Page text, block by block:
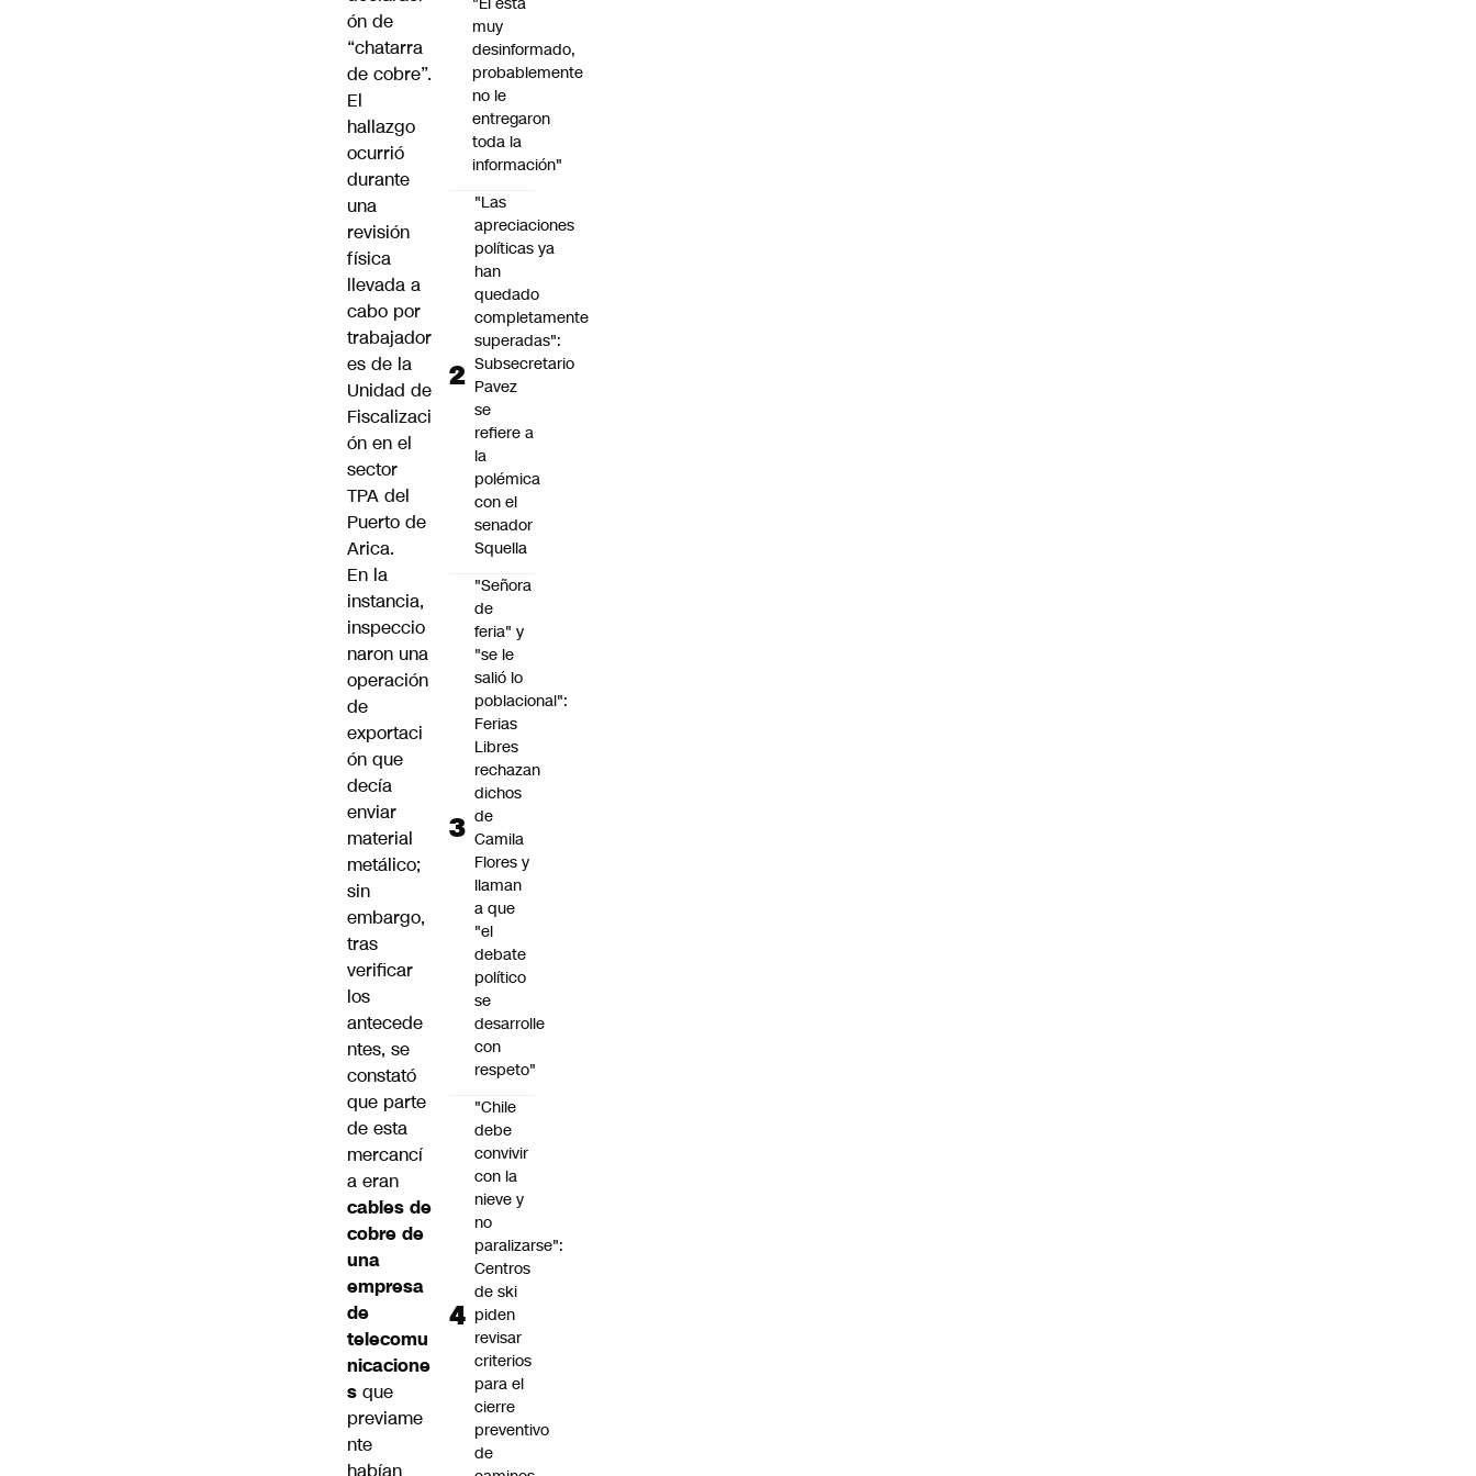
ón de
“chatarra
de cobre”.
El
hallazgo
ocurrió
durante
una
revisión
física
llevada a
cabo por
trabajador
es de la
Unidad de
Fiscalizaci
ón en el
sector
TPA del
Puerto de
Arica.
En la
instancia,
inspeccio
naron una
operación
de
exportaci
ón que
decía
enviar
material
metálico;
sin
embargo,
tras
verificar
los
antecede
ntes, se
constató
que parte
de esta
mercancí
a eran
cables de
cobre de
una
empresa
de
telecomu
nicacione
s que
previame
nte
habían
muy
desinformado,
probablemente
no le
entregaron
toda la
información"
"Las
apreciaciones
políticas ya
han
quedado
completamente
superadas":
Subsecretario
Pavez
se
refiere a
la
polémica
con el
senador
Squella
"Señora
de
feria" y
"se le
salió lo
poblacional":
Ferias
Libres
rechazan
dichos
de
Camila
Flores y
llaman
a que
"el
debate
político
se
desarrolle
con
respeto"
"Chile
debe
convivir
con la
nieve y
no
paralizarse":
Centros
de ski
piden
revisar
criterios
para el
cierre
preventivo
de